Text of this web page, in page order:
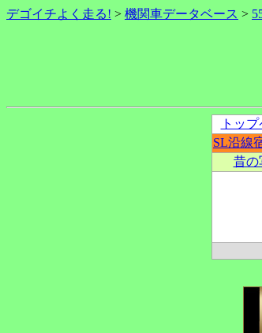
デゴイチよく走る! > 機関車データベース >
トッ
SL沿線
昔の